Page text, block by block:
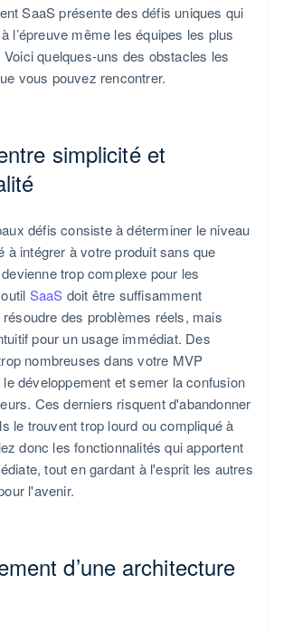
SaaS présente des défis uniques qui
l’épreuve même les équipes les plus
quelques-uns des obstacles les
vous pouvez rencontrer.
simplicité et
défis consiste à déterminer le niveau
à intégrer à votre produit sans que
devienne trop complexe pour les
SaaS doit être suffisamment
des problèmes réels, mais
pour un usage immédiat. Des
nombreuses dans votre MVP
développement et semer la confusion
Ces derniers risquent d'abandonner
le trouvent trop lourd ou compliqué à
donc les fonctionnalités qui apportent
tout en gardant à l'esprit les autres
l'avenir.
d’une architecture